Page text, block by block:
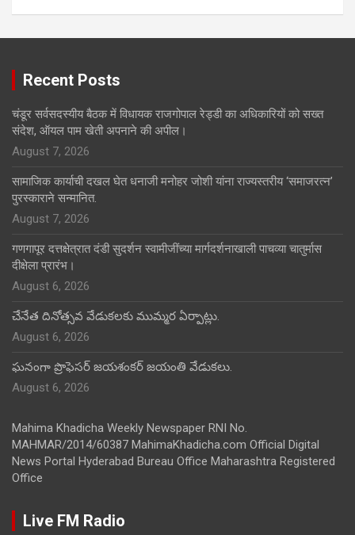
Recent Posts
चंडूर सर्वसदस्यीय बैठक में विधायक राजगोपाल रेड्डी का अधिकारियों को सख्त
संदेश, ऑयल पाम खेती अपनाने की अपील।
August 7, 2026
सामाजिक कार्याची दखल घेत धनाजी मनोहर जोशी यांना राज्यस्तरीय ‘समाजरत्न’
पुरस्काराने सन्मानित.
August 7, 2026
गणगापूर दत्तक्षेत्रात दंडी सुदर्शन स्वामीजींच्या मार्गदर्शनाखाली पाचव्या चातुर्मास
दीक्षेला प्रारंभ।
August 6, 2026
చేనేత దినోత్సవ వేడుకలకు ముమ్మర ఏర్పాట్లు.
August 6, 2026
ఘనంగా ప్రొఫెసర్ జయశంకర్ జయంతి వేడుకలు.
August 6, 2026
Mahima Khadicha Weekly Newspaper RNI No.
MAHMAR/2014/60387 MahimaKhadicha.com Official Digital
News Portal Hyderabad Bureau Office Maharashtra Registered
Office
Live FM Radio